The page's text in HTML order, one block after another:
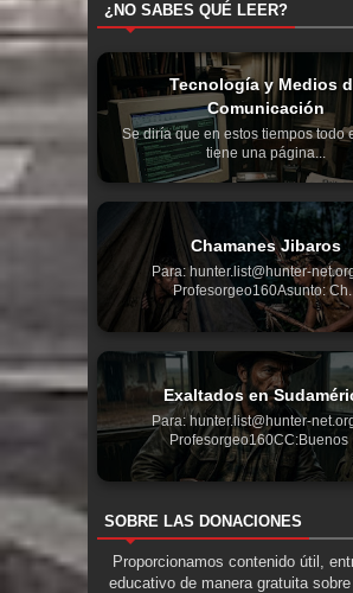
¿NO SABES QUÉ LEER?
Tecnología y Medios
Comunicación
Se diría que en estos tiempos todo
tiene una página...
Chamanes Jibaros
Para: hunter.list@hunter-
Profesorgeo160Asunto:
Exaltados en
Para: hunter.list@hunter-
Profesorgeo160CC:Buenos ...
SOBRE LAS DONACIONES
Proporcionamos contenido útil,
educativo de manera gratuita